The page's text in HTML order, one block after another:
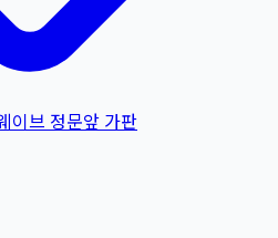
이브 정문앞 가판